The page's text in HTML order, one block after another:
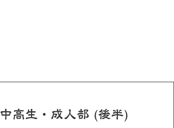
中高生・成人部 (後半)